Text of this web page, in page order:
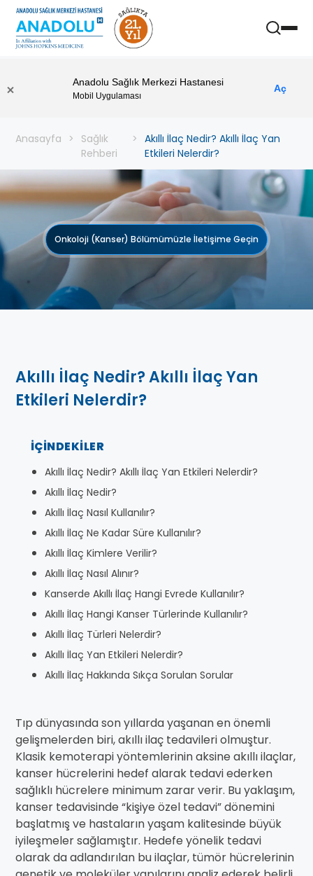
Anadolu Sağlık Merkezi Hastanesi
Mobil Uygulaması
Aç
Anasayfa
Sağlık
Rehberi
Akıllı İlaç Nedir? Akıllı İlaç Yan
Etkileri Nelerdir?
Onkoloji (Kanser) Bölümümüzle İletişime Geçin
Akıllı İlaç Nedir? Akıllı İlaç Yan
Etkileri Nelerdir?
İÇINDEKILER
Akıllı İlaç Nedir? Akıllı İlaç Yan Etkileri Nelerdir?
Akıllı İlaç Nedir?
Akıllı İlaç Nasıl Kullanılır?
Akıllı İlaç Ne Kadar Süre Kullanılır?
Akıllı İlaç Kimlere Verilir?
Akıllı İlaç Nasıl Alınır?
Kanserde Akıllı İlaç Hangi Evrede Kullanılır?
Akıllı İlaç Hangi Kanser Türlerinde Kullanılır?
Akıllı İlaç Türleri Nelerdir?
Akıllı İlaç Yan Etkileri Nelerdir?
Akıllı İlaç Hakkında Sıkça Sorulan Sorular
Tıp dünyasında son yıllarda yaşanan en önemli
gelişmelerden biri, akıllı ilaç tedavileri olmuştur.
Klasik kemoterapi yöntemlerinin aksine akıllı ilaçlar,
kanser hücrelerini hedef alarak tedavi ederken
sağlıklı hücrelere minimum zarar verir. Bu yaklaşım,
kanser tedavisinde “kişiye özel tedavi” dönemini
başlatmış ve hastaların yaşam kalitesinde büyük
iyileşmeler sağlamıştır. Hedefe yönelik tedavi
olarak da adlandırılan bu ilaçlar, tümör hücrelerinin